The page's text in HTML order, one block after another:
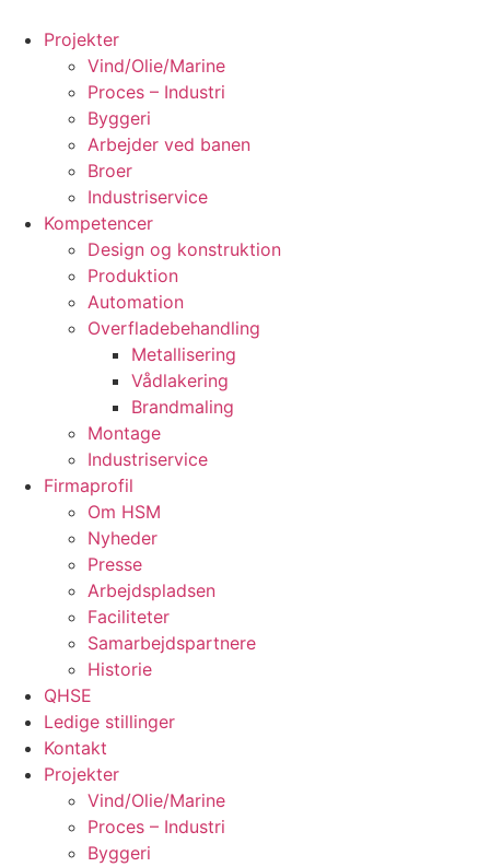
Projekter
Vind/Olie/Marine
Proces – Industri
Byggeri
Arbejder ved banen
Broer
Industriservice
Kompetencer
Design og konstruktion
Produktion
Automation
Overfladebehandling
Metallisering
Vådlakering
Brandmaling
Montage
Industriservice
Firmaprofil
Om HSM
Nyheder
Presse
Arbejdspladsen
Faciliteter
Samarbejdspartnere
Historie
QHSE
Ledige stillinger
Kontakt
Projekter
Vind/Olie/Marine
Proces – Industri
Byggeri